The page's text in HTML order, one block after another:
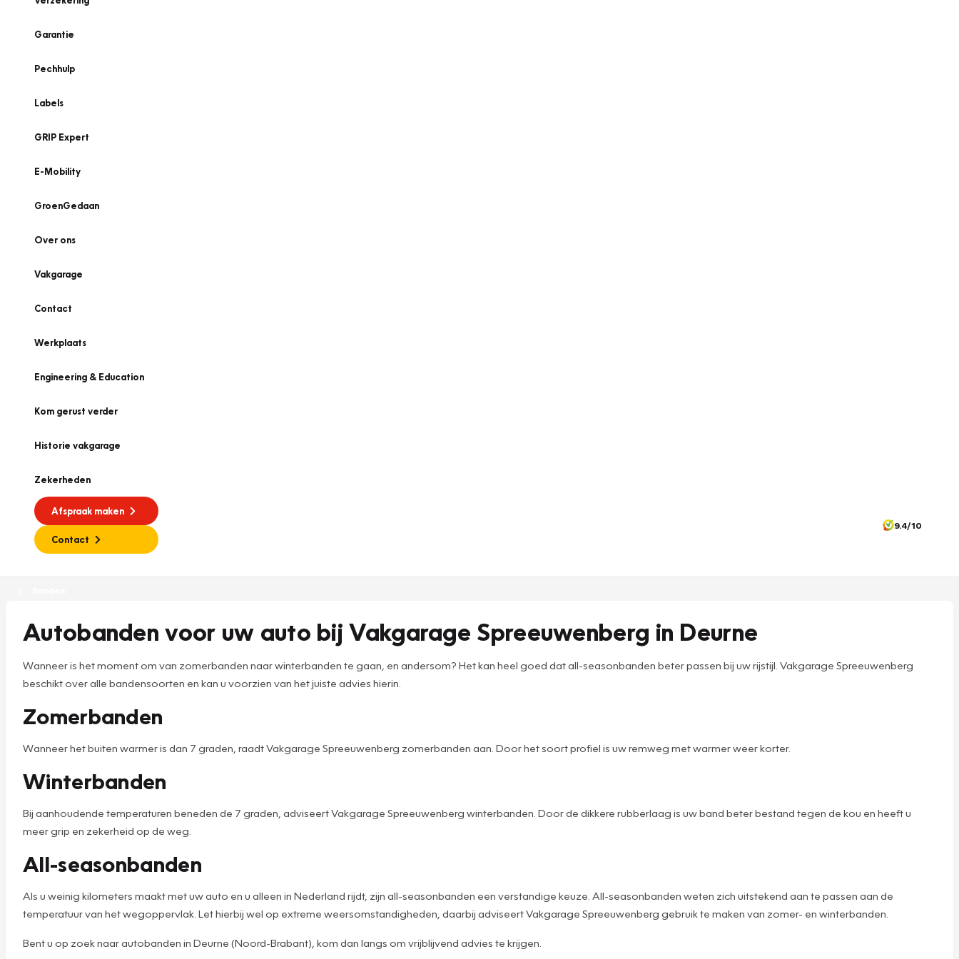
Garantie
Pechhulp
Labels
GRIP Expert
E-Mobility
GroenGedaan
Over ons
Vakgarage
Contact
Werkplaats
Engineering & Education
Kom gerust verder
Historie vakgarage
Zekerheden
Afspraak maken
Contact
9.4/10
Autobanden voor uw auto bij Vakgarage Spreeuwenberg in Deurne
Wanneer is het moment om van zomerbanden naar winterbanden te gaan, en andersom? Het kan heel goed dat all-seasonbanden beter passen bij uw rijstijl. Vakgarage Spreeuwenberg
beschikt over alle bandensoorten en kan u voorzien van het juiste advies hierin.
Zomerbanden
Wanneer het buiten warmer is dan 7 graden, raadt Vakgarage Spreeuwenberg zomerbanden aan. Door het soort profiel is uw remweg met warmer weer korter.
Winterbanden
Bij aanhoudende temperaturen beneden de 7 graden, adviseert Vakgarage Spreeuwenberg winterbanden. Door de dikkere rubberlaag is uw band beter bestand tegen de kou en heeft u
meer grip en zekerheid op de weg.
All-seasonbanden
Als u weinig kilometers maakt met uw auto en u alleen in Nederland rijdt, zijn all-seasonbanden een verstandige keuze. All-seasonbanden weten zich uitstekend aan te passen aan de
temperatuur van het wegoppervlak. Let hierbij wel op extreme weersomstandigheden, daarbij adviseert Vakgarage Spreeuwenberg gebruik te maken van zomer- en winterbanden.
Bent u op zoek naar autobanden in Deurne (Noord-Brabant), kom dan langs om vrijblijvend advies te krijgen.